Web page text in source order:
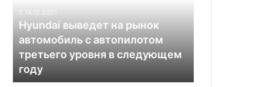
автопилотом
третьего
уровня
следующем
14.12.2021
Hyundai выведет на рынок
автомобиль с автопилотом
третьего уровня в следующем
году